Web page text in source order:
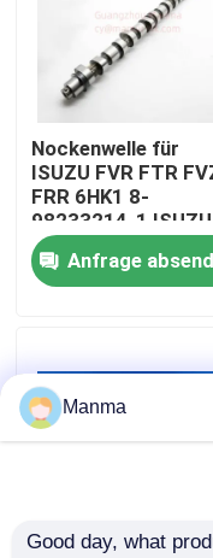
Über uns
Fabrik-Ausflug
Qualitätskontrolle
Treten Sie mit
LKW-Autoteil
Isuzu Engine Parts
Nockenwelle für
ISUZU FVR FTR
FRR 6HK1 8-
98233214-1 ISUZU
LKW-Teile
Anfrage
Manma
Good day, what